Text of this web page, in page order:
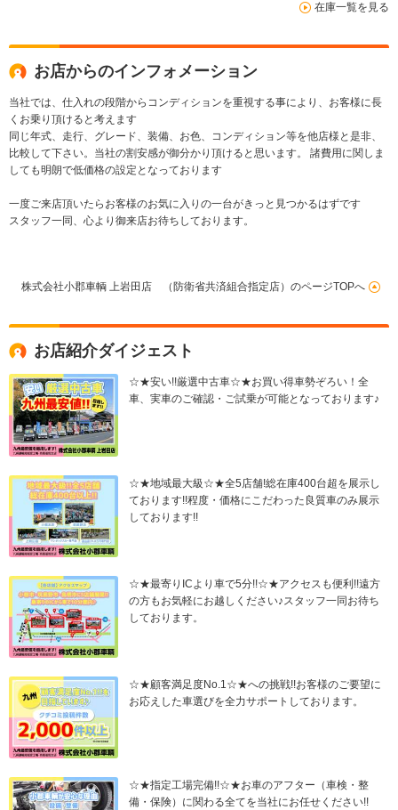
USB入力
ール キーレス スペ
アキー
報 頭上荷
録簿
在庫一覧を見る
お店からのインフォメーション
当社では、仕入れの段階からコンディションを重視する事により、お客様に長
くお乗り頂けると考えます
同じ年式、走行、グレード、装備、お色、コンディション等を他店様と是非、
比較して下さい。当社の割安感が御分かり頂けると思います。 諸費用に関しま
しても明朗で低価格の設定となっております
一度ご来店頂いたらお客様のお気に入りの一台がきっと見つかるはずです
スタッフ一同、心より御来店お待ちしております。
株式会社小郡車輌 上岩田店 （防衛省共済組合指定店）のページTOPへ
お店紹介ダイジェスト
☆★安い!!厳選中古車☆★お買い得車勢ぞろい！全
車、実車のご確認・ご試乗が可能となっております♪
☆★地域最大級☆★全5店舗!総在庫400台超を展示し
ております!!程度・価格にこだわった良質車のみ展示
しております!!
☆★最寄りICより車で5分!!☆★アクセスも便利!!遠方
の方もお気軽にお越しください♪スタッフ一同お待ち
しております。
☆★顧客満足度No.1☆★への挑戦!!お客様のご要望に
お応えした車選びを全力サポートしております。
☆★指定工場完備!!☆★お車のアフター（車検・整
備・保険）に関わる全てを当社にお任せください!!